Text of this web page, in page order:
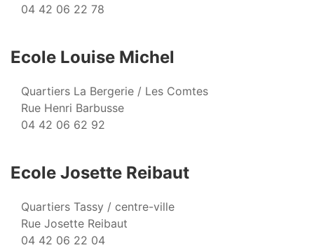
04 42 06 22 78
Ecole Louise Michel
Quartiers La Bergerie / Les Comtes
Rue Henri Barbusse
04 42 06 62 92
Ecole Josette Reibaut
Quartiers Tassy / centre-ville
Rue Josette Reibaut
04 42 06 22 04